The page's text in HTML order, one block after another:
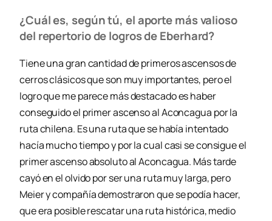
¿Cuál es, según tú, el aporte más valioso
del repertorio de logros de Eberhard?
Tiene una gran cantidad de primeros ascensos de
cerros clásicos que son muy importantes, pero el
logro que me parece más destacado es haber
conseguido el primer ascenso al Aconcagua por la
ruta chilena. Es una ruta que se había intentado
hacía mucho tiempo y por la cual casi se consigue el
primer ascenso absoluto al Aconcagua. Más tarde
cayó en el olvido por ser una ruta muy larga, pero
Meier y compañía demostraron que se podía hacer,
que era posible rescatar una ruta histórica, medio